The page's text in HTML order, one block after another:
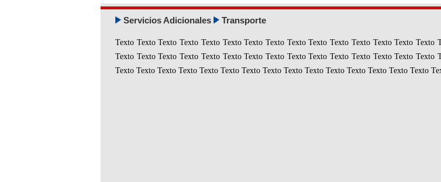
Servicios Adicionales Transporte
Texto Texto Texto Texto Texto Texto Texto Texto Texto Texto Texto Texto Texto Texto
Texto Texto Texto Texto Texto Texto Texto Texto Texto Texto Texto Texto Texto Texto
Texto Texto Texto Texto Texto Texto Texto Texto Texto Texto Texto Texto Texto Texto Texto